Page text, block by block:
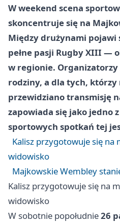
W weekend scena
skoncentruje się na
Między drużynami pojawi
pełne pasji Rugby XIII —
w regionie. Organizatorzy
rodziny, a dla tych,
przewidziano transmisję
zapowiada się jako jedno
sportowych spotkań tej
Kalisz przygotowuje się na
widowisko
Majkowskie Wembley
Kalisz przygotowuje się na
widowisko
W sobotnie popołudnie26